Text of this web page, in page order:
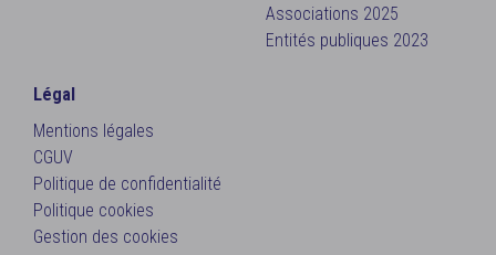
Associations 2025
Entités publiques 2023
Légal
Mentions légales
CGUV
Politique de confidentialité
Politique cookies
Gestion des cookies